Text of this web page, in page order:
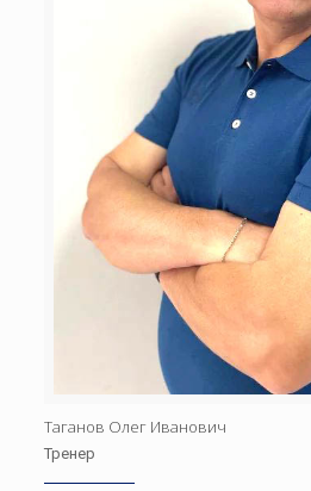
Таганов Олег Иванович
Тренер